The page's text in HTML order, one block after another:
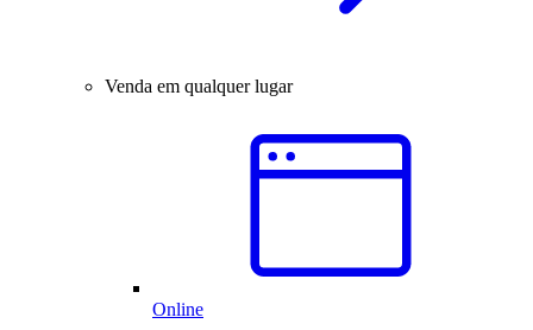
Venda em qualquer lugar
Online